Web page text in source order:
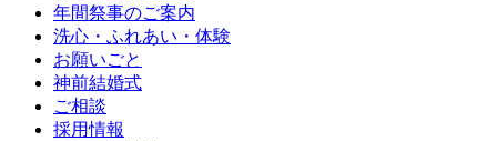
年間祭事のご案内
洗心・ふれあい・体験
お願いごと
神前結婚式
ご相談
採用情報